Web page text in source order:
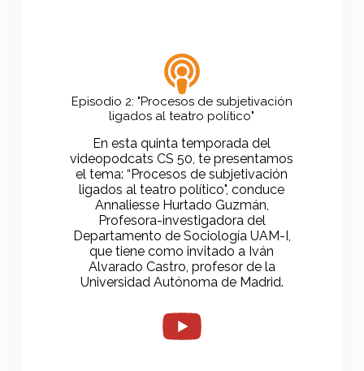
Episodio 2: "Procesos de subjetivación
ligados al teatro político"
En esta quinta temporada del
videopodcats CS 50, te presentamos
el tema: “Procesos de subjetivación
ligados al teatro político", conduce
Annaliesse Hurtado Guzmán,
Profesora-investigadora del
Departamento de Sociología UAM-I,
que tiene como invitado a Iván
Alvarado Castro, profesor de la
Universidad Autónoma de Madrid.